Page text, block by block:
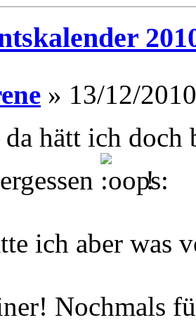
» 13/12/
hätt ich doch
!
ich aber was
Nochmals